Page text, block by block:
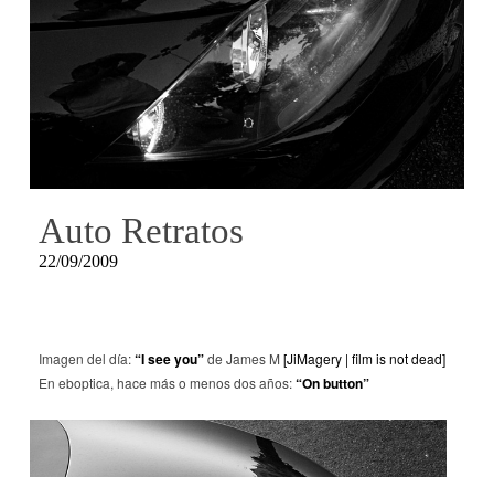
Auto Retratos
22/09/2009
Imagen del día:“I see you”de James M [JiMagery | film is not dead]
En eboptica, hace más o menos dos años:“On button”